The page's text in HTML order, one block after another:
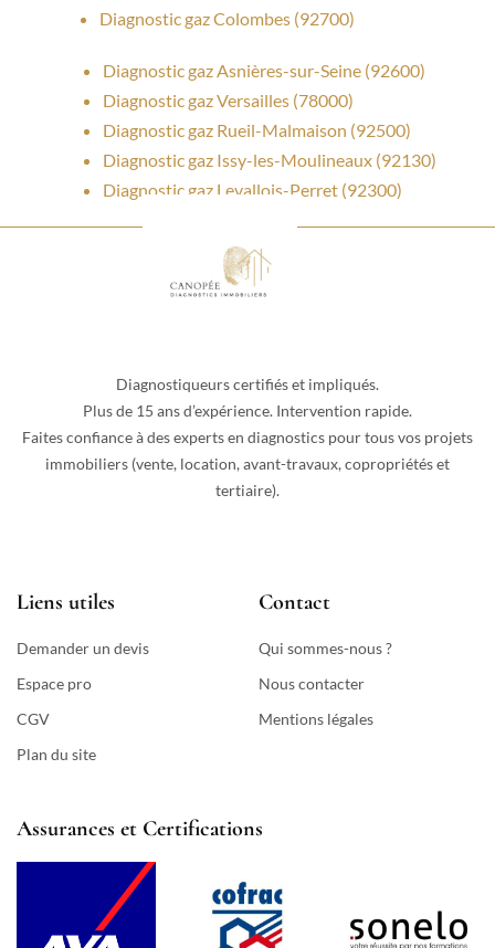
Diagnostic gaz Colombes (92700)
Diagnostic gaz Asnières-sur-Seine (92600)
Diagnostic gaz Versailles (78000)
Diagnostic gaz Rueil-Malmaison (92500)
Diagnostic gaz Issy-les-Moulineaux (92130)
Diagnostic gaz Levallois-Perret (92300)
Diagnostiqueurs certifiés et impliqués.
Plus de 15 ans d’expérience. Intervention rapide.
Faites confiance à des experts en diagnostics pour tous vos projets
immobiliers (vente, location, avant-travaux, copropriétés et
tertiaire).
Liens utiles
Demander un devis
Espace pro
CGV
Plan du site
Contact
Qui sommes-nous ?
Nous contacter
Mentions légales
Assurances et Certifications